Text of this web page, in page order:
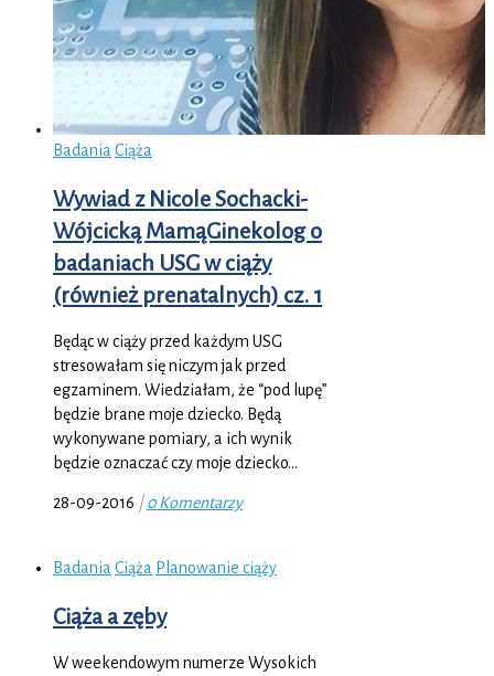
Badania Ciąża
Wywiad z Nicole Sochacki-
Wójcicką MamąGinekolog o
badaniach USG w ciąży
(również prenatalnych) cz. 1
Będąc w ciąży przed każdym USG
stresowałam się niczym jak przed
egzaminem. Wiedziałam, że “pod lupę”
będzie brane moje dziecko. Będą
wykonywane pomiary, a ich wynik
będzie oznaczać czy moje dziecko…
28-09-2016 |0 Komentarzy
Badania Ciąża Planowanie ciąży
Ciąża a zęby
W weekendowym numerze Wysokich